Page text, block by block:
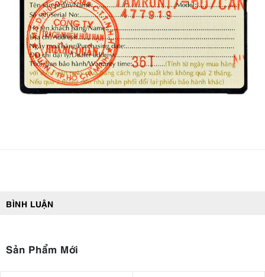
BÌNH LUẬN
Sản Phẩm Mới